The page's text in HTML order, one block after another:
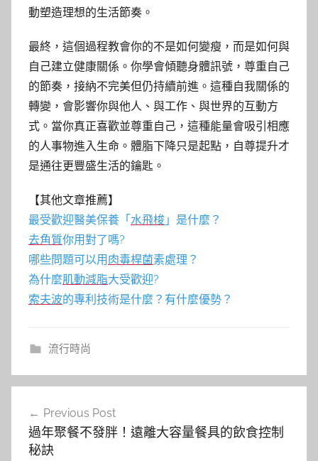
動塑造理想的生活節奏。
最終，這個過程教會你的不是如何變瘦，而是如何與
自己建立健康關係。你學會傾聽身體訊號，尊重自己
的節奏，接納不完美但仍持續前進。這種自我關係的
轉變，會影響你與他人、與工作、與世界的互動方
式。當你真正喜歡並尊重自己，這種能量會吸引相應
的人事物進入生命。體脂下降只是起點，自尊提升才
是通往更豐盛生活的鑰匙。
【其他文章推薦】
最受歡迎醫美保養「 水飛梭 」是什麼？
去角質你用對了嗎?
哪些問題可以用 肉毒桿菌素處理？
為什麼肌動減脂大受歡迎?
索夫波的專利技術是什麼？有什麼優勢？
流行時尚
章
導
Previous Post
過年聚餐不發胖！遠離大容量餐具的飲食控制
秘訣